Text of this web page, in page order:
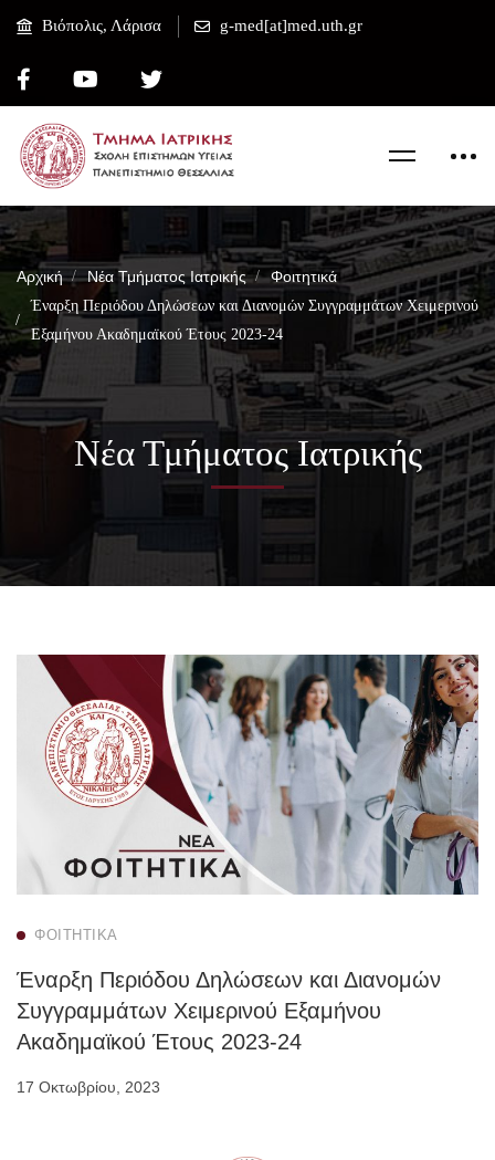
Βιόπολις, Λάρισα g-med[at]med.uth.gr
Αρχική Νέα Τμήματος Ιατρικής Φοιτητικά
Έναρξη Περιόδου Δηλώσεων και Διανομών Συγγραμμάτων Χειμερινού
Eξαμήνου Ακαδημαϊκού Έτους 2023-24
Νέα Τμήματος Ιατρικής
ΦΟΙΤΗΤΙΚΆ
Έναρξη Περιόδου Δηλώσεων και Διανομών
Συγγραμμάτων Χειμερινού Eξαμήνου
Ακαδημαϊκού Έτους 2023-24
17 Οκτωβρίου, 2023